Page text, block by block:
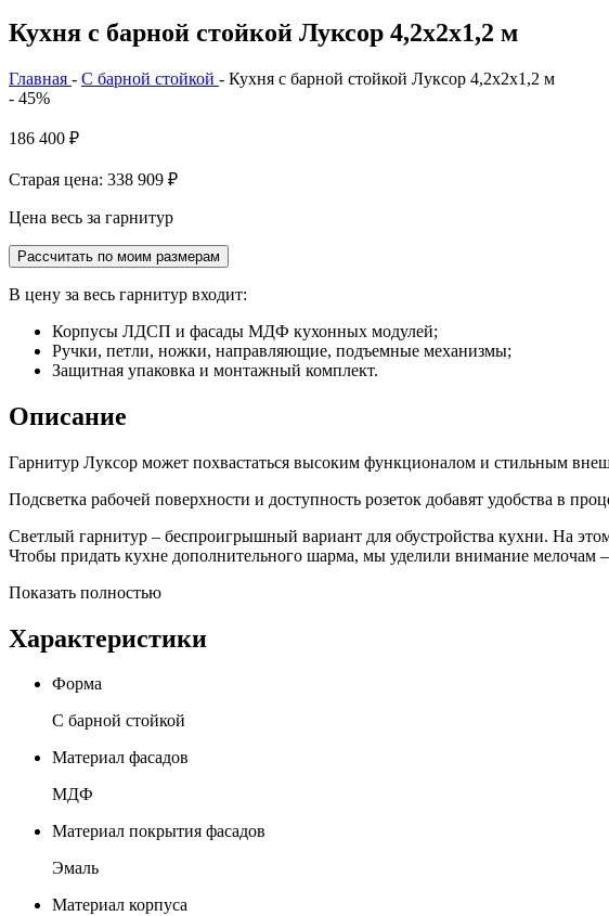
Кухня с барной стойкой Луксор 4,2х2х1,2 м
Главная - С барной стойкой - Кухня с барной стойкой Луксор 4,2х2х1,2 м
- 45%
186 400 ₽
Старая цена: 338 909 ₽
Цена весь за гарнитур
Рассчитать по моим размерам
В цену за весь гарнитур входит:
Корпусы ЛДСП и фасады МДФ кухонных модулей;
Ручки, петли, ножки, направляющие, подъемные механизмы;
Защитная упаковка и монтажный комплект.
Описание
Гарнитур Луксор может похвастаться высоким функционалом и стильным
Подсветка рабочей поверхности и доступность розеток добавят удобства в
Светлый гарнитур – беспроигрышный вариант для обустройства кухни. На
Чтобы придать кухне дополнительного шарма, мы уделили внимание мелочам
Показать полностью
Характеристики
Форма
С барной стойкой
Материал фасадов
МДФ
Материал покрытия фасадов
Эмаль
Материал корпуса